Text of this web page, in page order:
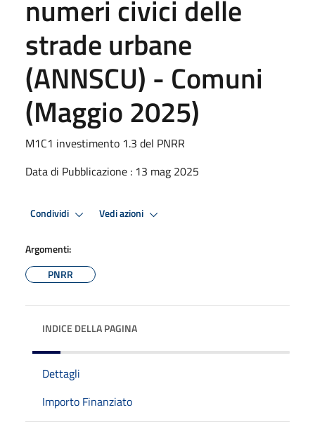
numeri civici delle
strade urbane
(ANNSCU) - Comuni
(Maggio 2025)
M1C1 investimento 1.3 del PNRR
Data di Pubblicazione : 13 mag 2025
Condividi Vedi azioni
Argomenti:
PNRR
INDICE DELLA PAGINA
Dettagli
Importo Finanziato